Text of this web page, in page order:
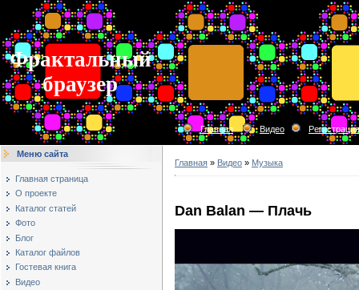
Фрактальный
браузер
Главная Видео Регистрация
Меню сайта
Главная страница
О проекте
Каталог статей
Фото
Блог
Каталог файлов
Гостевая книга
Видео
Главная » Видео » Музыка
Dan Balan — Плачь